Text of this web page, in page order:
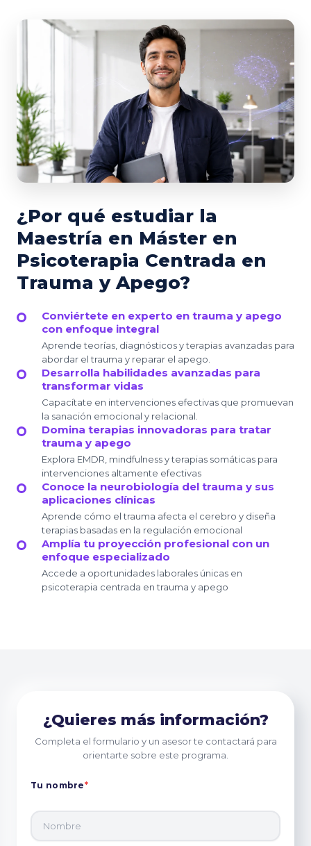
¿Por qué estudiar la
Maestría en Máster en
Psicoterapia Centrada en
Trauma y Apego?
Conviértete en experto en trauma y apego
con enfoque integral
Aprende teorías, diagnósticos y terapias avanzadas para
abordar el trauma y reparar el apego.
Desarrolla habilidades avanzadas para
transformar vidas
Capacítate en intervenciones efectivas que promuevan
la sanación emocional y relacional.
Domina terapias innovadoras para tratar
trauma y apego
Explora EMDR, mindfulness y terapias somáticas para
intervenciones altamente efectivas
Conoce la neurobiología del trauma y sus
aplicaciones clínicas
Aprende cómo el trauma afecta el cerebro y diseña
terapias basadas en la regulación emocional
Amplía tu proyección profesional con un
enfoque especializado
Accede a oportunidades laborales únicas en
psicoterapia centrada en trauma y apego
¿Quieres más información?
Completa el formulario y un asesor te contactará para
orientarte sobre este programa.
Tu nombre*